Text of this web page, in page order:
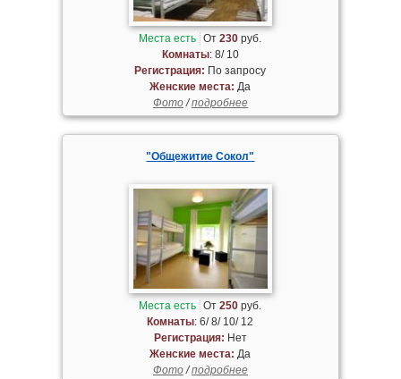
Места есть От230 руб.
Комнаты: 8/ 10
Регистрация: По запросу
Женские места: Да
Фото/подробнее
"Общежитие Сокол"
Места есть От250 руб.
Комнаты: 6/ 8/ 10/ 12
Регистрация: Нет
Женские места: Да
Фото/подробнее